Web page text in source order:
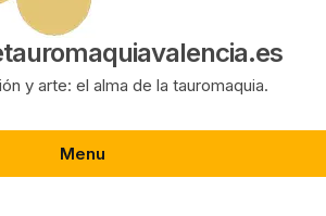
y arte: el alma de la tauromaquia.
Menu